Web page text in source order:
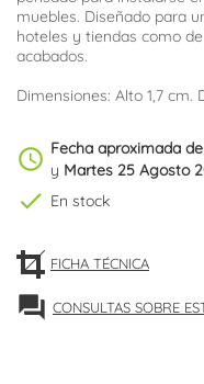
muebles. Diseñado para
hoteles y tiendas como
acabados.
Dimensiones: Alto 1,7 cm.
schedule Fecha aproximada
y Martes 25 Agosto
check En stock
FICHA TÉCNICA
forum CONSULTAS SOBRE